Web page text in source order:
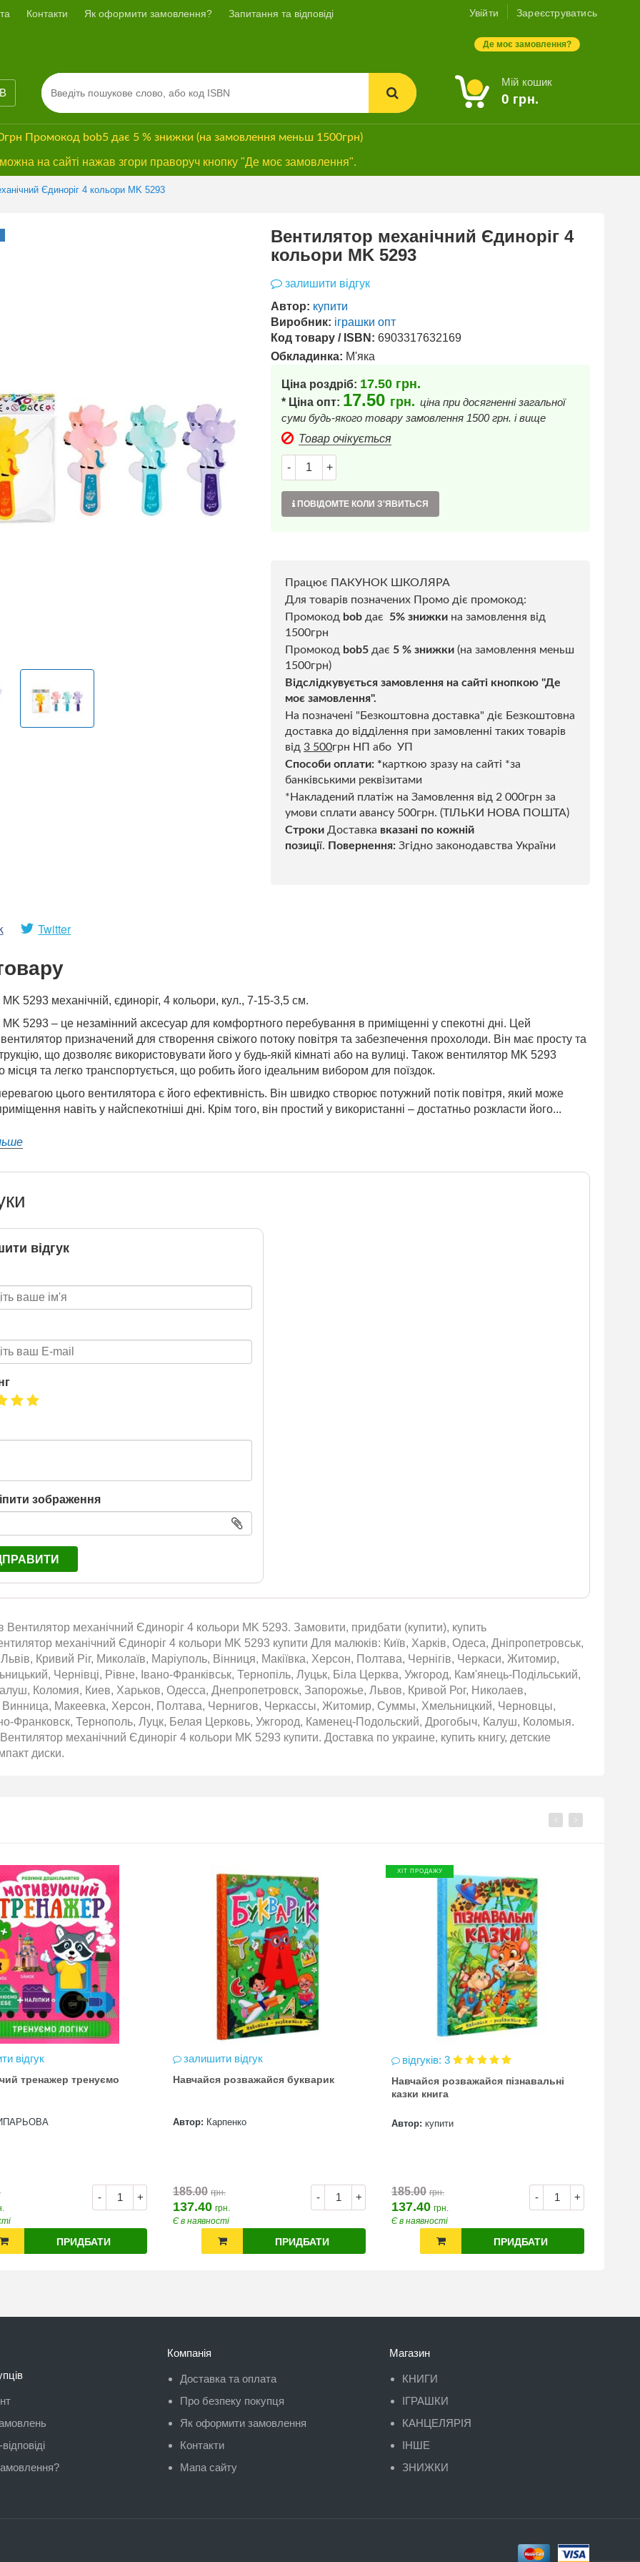
Контакти Як оформити замовлення? Запитання та відповіді Увійти Зареєструватись
Де моє замовлення?
Мій кошик
0 грн.
Промокод bob5 дає 5 % знижки (на замовлення меньш 1500грн)
на сайті нажав згори праворуч кнопку "Де моє замовлення".
Єдиноріг 4 кольори MK 5293
кожна
стати
посилку
-
номером
win_bmw
Підготовка до НМТ 2026
2020-06-09
Готуйтеся до НМТ 2026 за
посібниками видавництва Ранок
НОВИНКА
Вентилятор механічний Єдиноріг 4
кольори MK 5293
залишити відгук
Автор: купити
Виробник: іграшки опт
Код товару / ISBN: 6903317632169
Обкладинка: М'яка
Ціна роздріб: 17.50 грн.
* Ціна опт: 17.50 грн. ціна при досягненні загальної
суми будь-якого товару замовлення 1500 грн. і вище
Товар очікується
- +
ПОВІДОМТЕ КОЛИ З'ЯВИТЬСЯ
Працює ПАКУНОК ШКОЛЯРА
Для товарів позначених Промо діє промокод:
Промокод bob дає 5% знижки на замовлення від
1500грн
Промокод bob5 дає 5 % знижки (на замовлення меньш
1500грн)
Відслідкувується замовлення на сайті кнопкою "Де
моє замовлення".
На позначені "Безкоштовна доставка" діє Безкоштовна
доставка до відділення при замовленні таких товарів
від 3 500грн НП або УП
Способи оплати: *карткою зразу на сайті *за
банківськими реквізитами
*Накладений платіж на Замовлення від 2 000грн за
умови сплати авансу 500грн. (ТІЛЬКИ НОВА ПОШТА)
Строки Доставка вказані по кожній
позиції. Повернення: Згідно законодавства України
Twitter
5293 механічній, єдиноріг, 4 кольори, кул., 7-15-3,5 см.
5293 – це незамінний аксесуар для комфортного перебування в приміщенні у спекотні дні. Цей
призначений для створення свіжого потоку повітря та забезпечення прохолоди. Він має просту та
що дозволяє використовувати його у будь-якій кімнаті або на вулиці. Також вентилятор MK 5293
місця та легко транспортується, що робить його ідеальним вибором для поїздок.
цього вентилятора є його ефективність. Він швидко створює потужний потік повітря, який може
навіть у найспекотніші дні. Крім того, він простий у використанні – достатньо розкласти його...
відгук
зображення
Вентилятор механічний Єдиноріг 4 кольори MK 5293. Замовити, придбати (купити), купить
механічний Єдиноріг 4 кольори MK 5293 купити Для малюків: Київ, Харків, Одеса, Дніпропетровськ,
Кривий Ріг, Миколаїв, Маріуполь, Вінниця, Макіївка, Херсон, Полтава, Чернігів, Черкаси, Житомир,
Чернівці, Рівне, Івано-Франківськ, Тернопіль, Луцьк, Біла Церква, Ужгород, Кам'янець-Подільський,
Коломия, Киев, Харьков, Одесса, Днепропетровск, Запорожье, Львов, Кривой Рог, Николаев,
Винница, Макеевка, Херсон, Полтава, Чернигов, Черкассы, Житомир, Суммы, Хмельницкий, Черновцы,
Франковск, Тернополь, Луцк, Белая Церковь, Ужгород, Каменец-Подольский, Дрогобыч, Калуш, Коломыя.
механічний Єдиноріг 4 кольори MK 5293 купити. Доставка по украине, купить книгу, детские
диски.
відгук
тренажер тренуємо
- +
ПРИДБАТИ
залишити відгук
Навчайся розважайся букварик
Автор: Карпенко
- +
185.00 грн.
137.40 грн.
Є в наявності
ПРИДБАТИ
ХІТ ПРОДАЖУ
відгуків: 3
Навчайся розважайся пізнавальні
казки книга
Автор: купити
- +
185.00 грн.
137.40 грн.
Є в наявності
ПРИДБАТИ
Компанія
Доставка та оплата
Про безпеку покупця
Як оформити замовлення
Контакти
Мапа сайту
Магазин
КНИГИ
ІГРАШКИ
КАНЦЕЛЯРІЯ
ІНШЕ
ЗНИЖКИ